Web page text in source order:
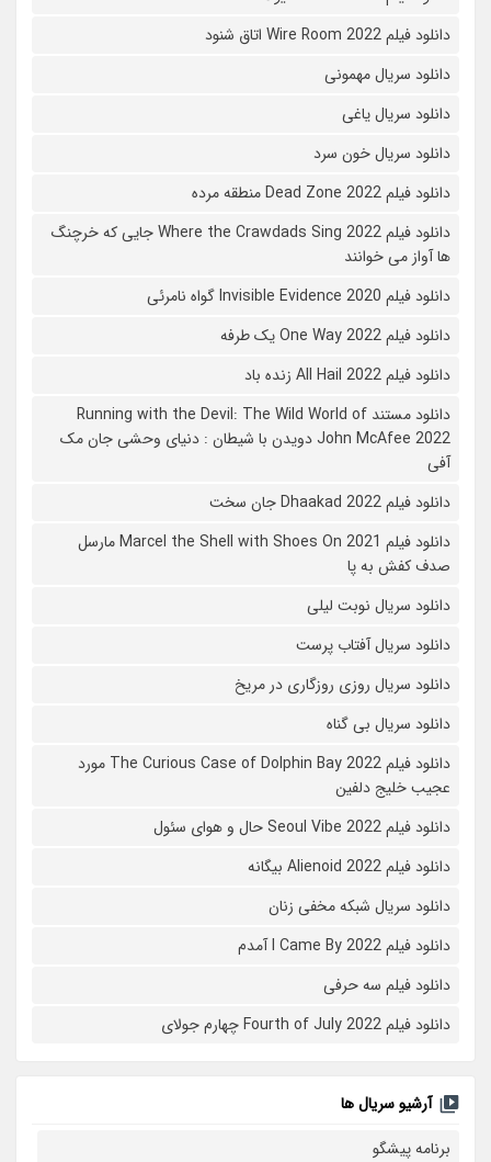
دانلود فیلم Wire Room 2022 اتاق شنود
دانلود سریال مهمونی
دانلود سریال یاغی
دانلود سریال خون سرد
دانلود فیلم 2022 Dead Zone منطقه مرده
دانلود فیلم Where the Crawdads Sing 2022 جایی که خرچنگ
ها آواز می خوانند
دانلود فیلم 2020 Invisible Evidence گواه نامرئی
دانلود فیلم One Way 2022 یک طرفه
دانلود فیلم All Hail 2022 زنده باد
دانلود مستند Running with the Devil: The Wild World of
John McAfee 2022 دویدن با شیطان : دنیای وحشی جان مک
آفی
دانلود فیلم Dhaakad 2022 جان سخت
دانلود فیلم Marcel the Shell with Shoes On 2021 مارسل
صدف کفش به پا
دانلود سریال نوبت لیلی
دانلود سریال آفتاب پرست
دانلود سریال روزی روزگاری در مریخ
دانلود سریال بی گناه
دانلود فیلم The Curious Case of Dolphin Bay 2022 مورد
عجیب خلیج دلفین
دانلود فیلم Seoul Vibe 2022 حال و هوای سئول
دانلود فیلم Alienoid 2022 بیگانه
دانلود سریال شبکه مخفی زنان
دانلود فیلم I Came By 2022 آمدم
دانلود فیلم سه حرفی
دانلود فیلم Fourth of July 2022 چهارم جولای
آرشیو سریال ها
برنامه پیشگو